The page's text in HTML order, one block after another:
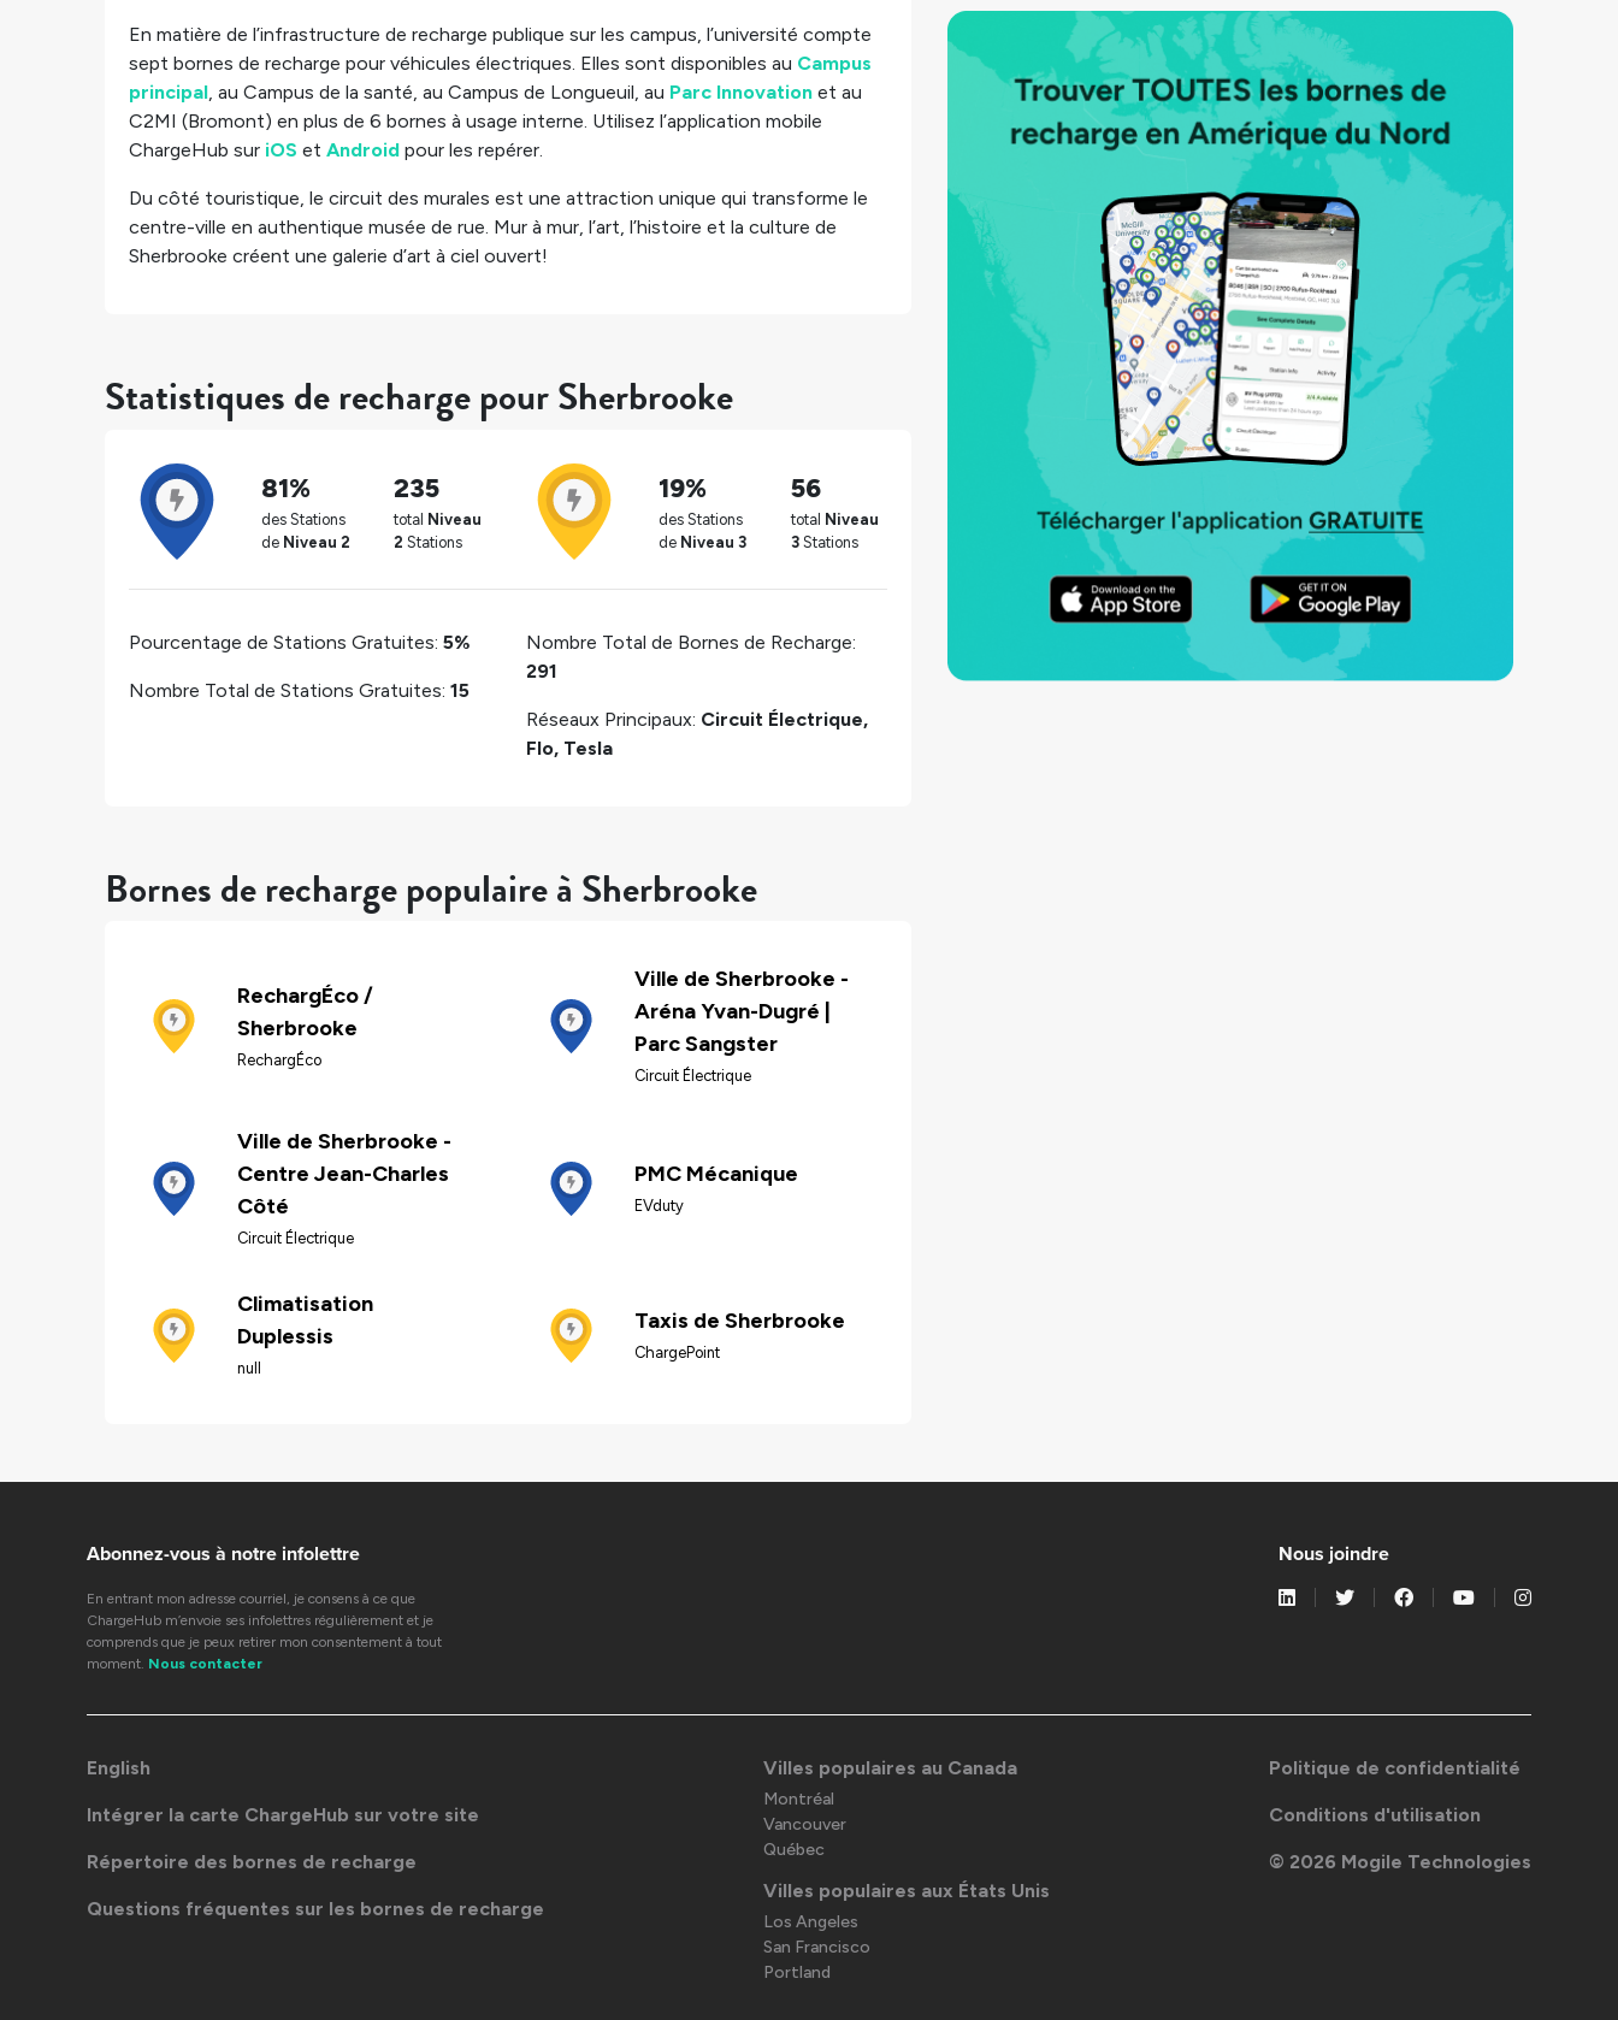
En matière de l’infrastructure de recharge publique sur les campus, l’université compte
sept bornes de recharge pour véhicules électriques. Elles sont disponibles au Campus
principal, au Campus de la santé, au Campus de Longueuil, au Parc Innovation et au
C2MI (Bromont) en plus de 6 bornes à usage interne. Utilisez l’application mobile
ChargeHub sur iOS et Android pour les repérer.
Du côté touristique, le circuit des murales est une attraction unique qui transforme le
centre-ville en authentique musée de rue. Mur à mur, l’art, l’histoire et la culture de
Sherbrooke créent une galerie d’art à ciel ouvert!
Statistiques de recharge pour Sherbrooke
81%
des Stations
de Niveau 2
235
total Niveau
2 Stations
19%
des Stations
de Niveau 3
56
total Niveau
3 Stations
Pourcentage de Stations Gratuites: 5%
Nombre Total de Stations Gratuites: 15
Nombre Total de Bornes de Recharge:
291
Réseaux Principaux: Circuit Électrique,
Flo, Tesla
Bornes de recharge populaire à Sherbrooke
RechargÉco /
Sherbrooke
RechargÉco
Ville de Sherbrooke -
Aréna Yvan-Dugré |
Parc Sangster
Circuit Électrique
Ville de Sherbrooke -
Centre Jean-Charles
Côté
Circuit Électrique
PMC Mécanique
EVduty
Climatisation
Duplessis
null
Taxis de Sherbrooke
ChargePoint
Abonnez-vous à notre infolettre
En entrant mon adresse courriel, je consens à ce que
ChargeHub m’envoie ses infolettres régulièrement et je
comprends que je peux retirer mon consentement à tout
moment. Nous contacter
Nous joindre
English
Intégrer la carte ChargeHub sur votre site
Répertoire des bornes de recharge
Questions fréquentes sur les bornes de recharge
Villes populaires au Canada
Montréal
Vancouver
Québec
Villes populaires aux États Unis
Los Angeles
San Francisco
Portland
Politique de confidentialité
Conditions d'utilisation
© 2026 Mogile Technologies